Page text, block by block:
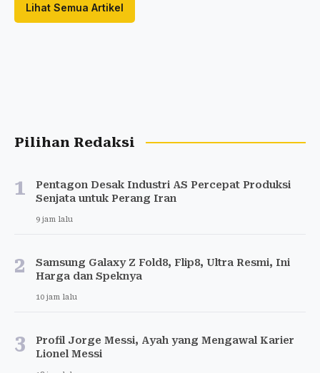
Lihat Semua Artikel
Pilihan Redaksi
1
Pentagon Desak Industri AS Percepat Produksi
Senjata untuk Perang Iran
9 jam lalu
2
Samsung Galaxy Z Fold8, Flip8, Ultra Resmi, Ini
Harga dan Speknya
10 jam lalu
3
Profil Jorge Messi, Ayah yang Mengawal Karier
Lionel Messi